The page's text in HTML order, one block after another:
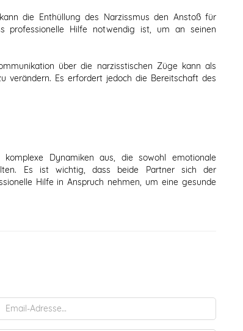
die Enthüllung des Narzissmus den Anstoß für
professionelle Hilfe notwendig ist, um an seinen
über die narzisstischen Züge kann als
verändern. Es erfordert jedoch die Bereitschaft des
Dynamiken aus, die sowohl emotionale
Es ist wichtig, dass beide Partner sich der
Hilfe in Anspruch nehmen, um eine gesunde